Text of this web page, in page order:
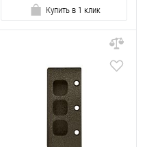
Купить в 1 клик